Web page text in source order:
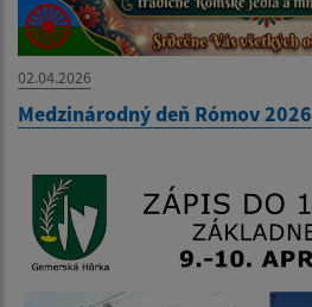
02.04.2026
Medzinárodný deň Rómov 2026